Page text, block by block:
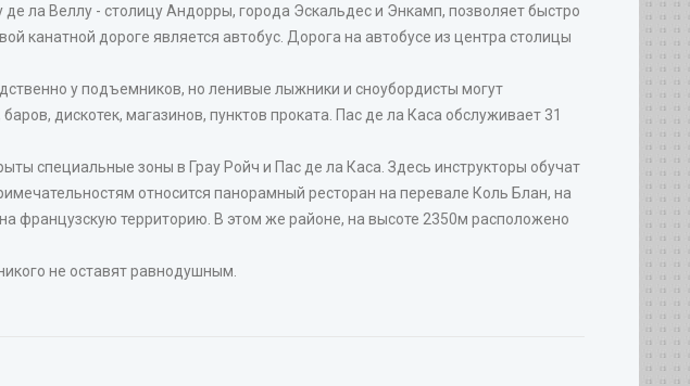
ла Веллу - столицу Андорры, города Эскальдес и Энкамп, позволяет быстро
канатной дороге является автобус. Дорога на автобусе из центра столицы
у подъемников, но ленивые лыжники и сноубордисты могут
дискотек, магазинов, пунктов проката. Пас де ла Каса обслуживает 31
специальные зоны в Грау Ройч и Пас де ла Каса. Здесь инструкторы обучат
относится панорамный ресторан на перевале Коль Блан, на
французскую территорию. В этом же районе, на высоте 2350м расположено
не оставят равнодушным.